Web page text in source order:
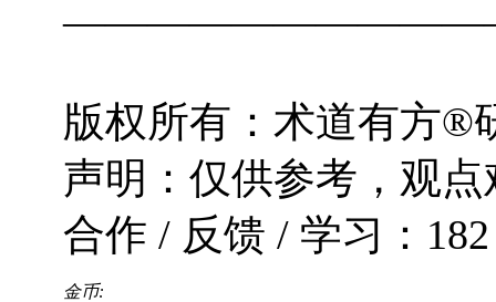
版权所有：术道有方®
声明：仅供参考，观
合作 / 反馈 / 学习：182
金币: